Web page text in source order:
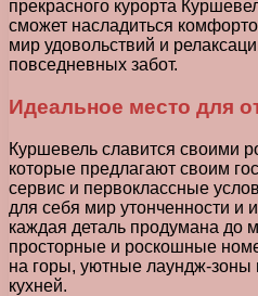
прекрасного курорта
сможет насладиться
мир удовольствий и
повседневных забот.
Идеальное место для
Куршевель славится своими
которые предлагают своим
сервис и первоклассные
для себя мир утонченности и
каждая деталь продумана до
просторные и роскошные
на горы, уютные лаундж-зоны
кухней.